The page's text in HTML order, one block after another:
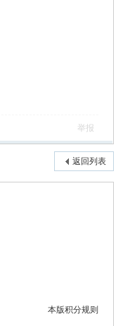
举报
返回列表
本版积分规则